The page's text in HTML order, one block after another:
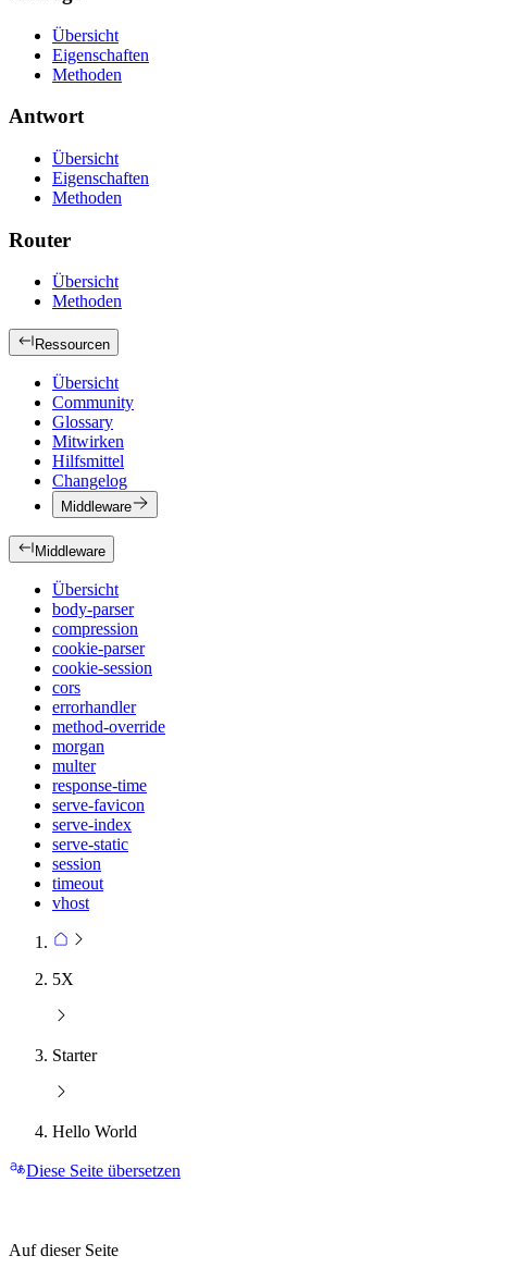
Übersicht
Eigenschaften
Methoden
Antwort
Übersicht
Eigenschaften
Methoden
Router
Übersicht
Methoden
Ressourcen
Übersicht
Community
Glossary
Mitwirken
Hilfsmittel
Changelog
Middleware
Middleware
Übersicht
body-parser
compression
cookie-parser
cookie-session
cors
errorhandler
method-override
morgan
multer
response-time
serve-favicon
serve-index
serve-static
session
timeout
vhost
5X
Starter
Hello World
Diese Seite übersetzen
Auf dieser Seite